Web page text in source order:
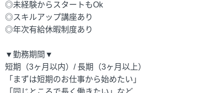
◎未経験からスタートもOk
◎スキルアップ講座あり
◎年次有給休暇制度あり
▼勤務期間▼
短期（3ヶ月以内）/ 長期（3ヶ月以上）
「まずは短期のお仕事から始めたい」